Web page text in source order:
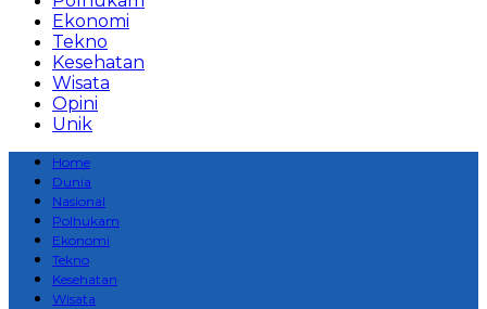
Ekonomi
Tekno
Kesehatan
Wisata
Opini
Unik
Home
Dunia
Nasional
Polhukam
Ekonomi
Tekno
Kesehatan
Wisata